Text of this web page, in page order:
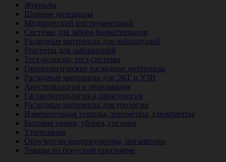
Журналы
Шовные материалы
Медицинский инструментарий
Системы для забора биоматериалов
Расходные материалы для лабораторий
Реагенты для лабораторий
Тест-полоски, тест-системы
Гинекологические расходные материалы
Расходные материалы для ЭКГ и УЗИ
Анестезиология и реанимация
Гастроэнтерология и проктология
Расходные материалы для урологии
Измерительная техника, тонометры, глюкометры
Бытовая химия, уборка, гигиена
Утилизация
Облучатели-рециркуляторы, ингаляторы
Товары по бонусной программе